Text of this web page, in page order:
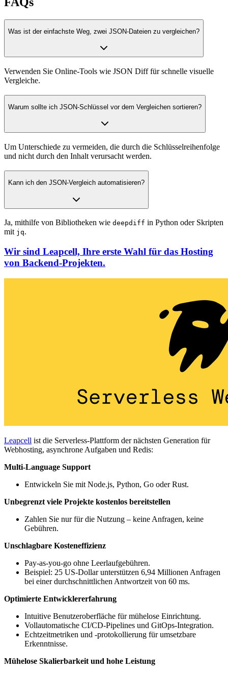
Was ist der einfachste Weg, zwei JSON-Dateien zu vergleichen?
Verwenden Sie Online-Tools wie JSON Diff für schnelle visuelle
Vergleiche.
Warum sollte ich JSON-Schlüssel vor dem Vergleichen sortieren?
Um Unterschiede zu vermeiden, die durch die Schlüsselreihenfolge
und nicht durch den Inhalt verursacht werden.
Kann ich den JSON-Vergleich automatisieren?
Ja, mithilfe von Bibliotheken wie deepdiff in Python oder Skripten
mit jq.
Wir sind Leapcell, Ihre erste Wahl für das Hosting
von Backend-Projekten.
Leapcell ist die Serverless-Plattform der nächsten Generation für
Webhosting, asynchrone Aufgaben und Redis:
Multi-Language Support
Entwickeln Sie mit Node.js, Python, Go oder Rust.
Unbegrenzt viele Projekte kostenlos bereitstellen
Zahlen Sie nur für die Nutzung – keine Anfragen, keine
Gebühren.
Unschlagbare Kosteneffizienz
Pay-as-you-go ohne Leerlaufgebühren.
Beispiel: 25 US-Dollar unterstützen 6,94 Millionen Anfragen
bei einer durchschnittlichen Antwortzeit von 60 ms.
Optimierte Entwicklererfahrung
Intuitive Benutzeroberfläche für mühelose Einrichtung.
Vollautomatische CI/CD-Pipelines und GitOps-Integration.
Echtzeitmetriken und -protokollierung für umsetzbare
Erkenntnisse.
Mühelose Skalierbarkeit und hohe Leistung